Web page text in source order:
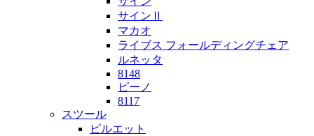
サインⅡ
マカオ
ライブス フォールディングチェア
ルネッタ
8148
ピーノ
8117
スツール
ピルエット